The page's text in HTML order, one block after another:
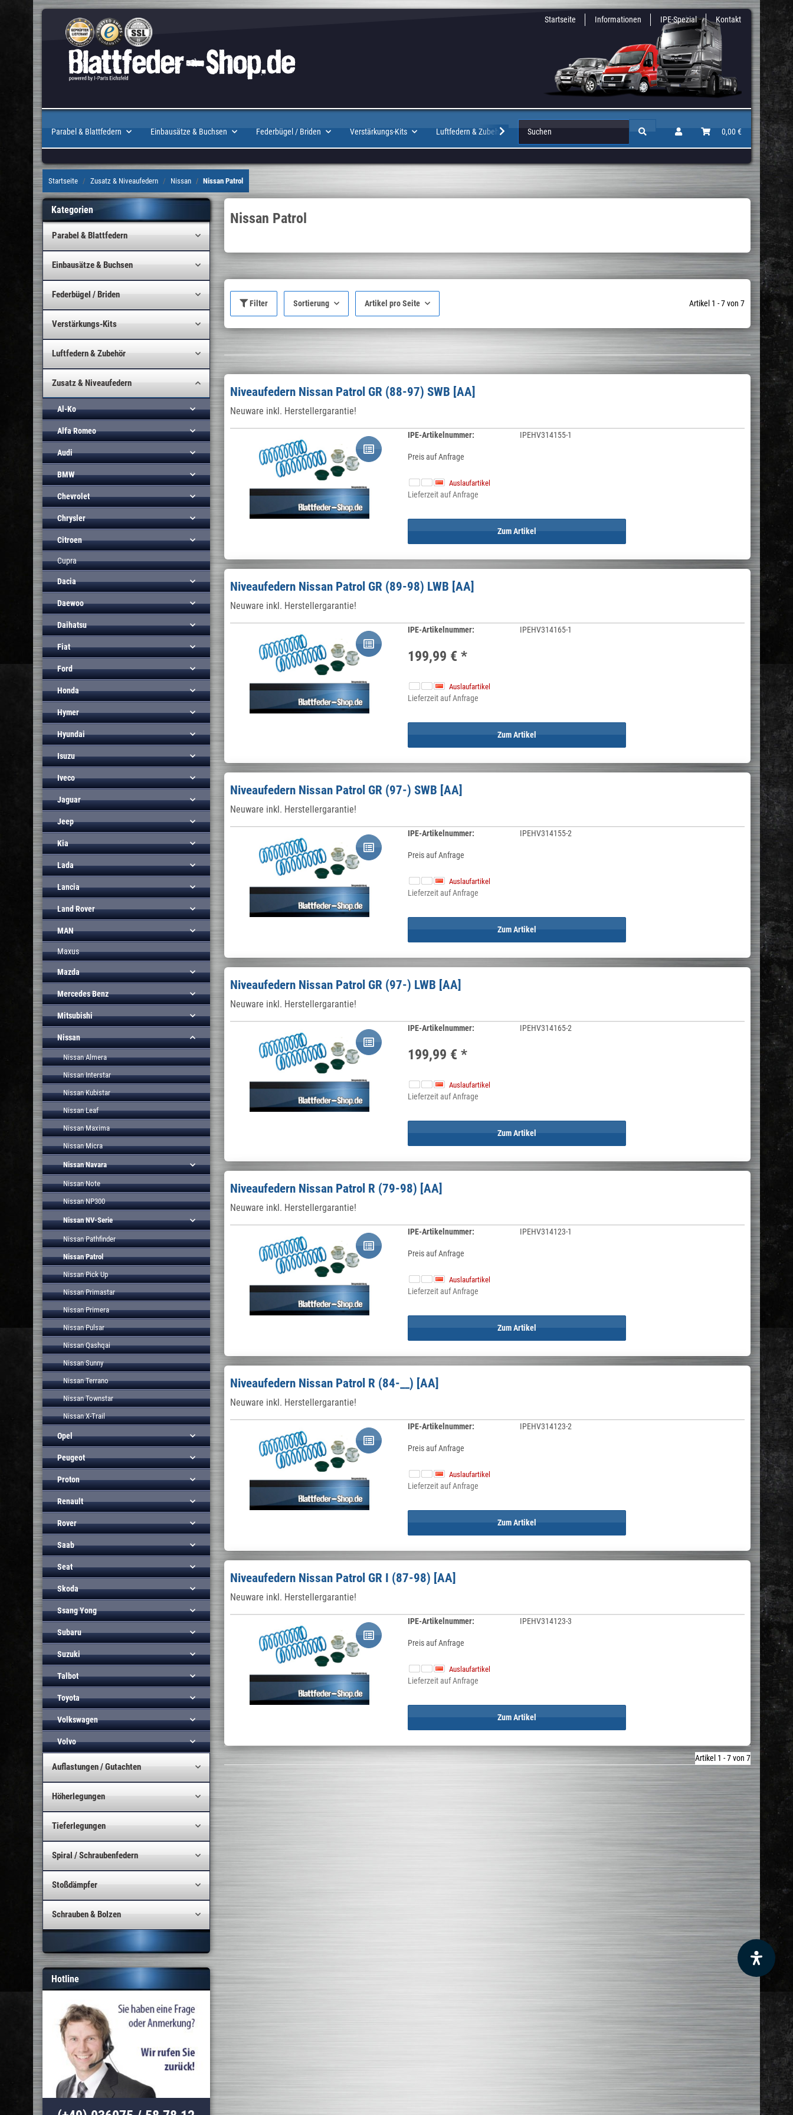
Startseite Informationen IPE-Spezial
Kontakt
0,00 €
Parabel & Blattfedern Einbausätze & Buchsen Federbügel / Briden Verstärkungs-Kits Luftfedern & Zubehör Zusatz & Niveaufedern Auflastungen / Gutachten
Startseite Zusatz & Niveaufedern Nissan Nissan Patrol
Nissan Patrol
Filter Sortierung Artikel pro Seite Artikel 1 - 7 von 7
Niveaufedern Nissan Patrol GR (88-97) SWB [AA]
Neuware inkl. Herstellergarantie!
IPE-Artikelnummer: IPEHV314155-1
Preis auf Anfrage
Auslaufartikel
Lieferzeit auf Anfrage
Zum Artikel
Niveaufedern Nissan Patrol GR (89-98) LWB [AA]
Neuware inkl. Herstellergarantie!
IPE-Artikelnummer: IPEHV314165-1
199,99 €*
Auslaufartikel
Lieferzeit auf Anfrage
Zum Artikel
Niveaufedern Nissan Patrol GR (97-) SWB [AA]
Neuware inkl. Herstellergarantie!
IPE-Artikelnummer: IPEHV314155-2
Preis auf Anfrage
Auslaufartikel
Lieferzeit auf Anfrage
Zum Artikel
Niveaufedern Nissan Patrol GR (97-) LWB [AA]
Neuware inkl. Herstellergarantie!
IPE-Artikelnummer: IPEHV314165-2
199,99 €*
Auslaufartikel
Lieferzeit auf Anfrage
Zum Artikel
Niveaufedern Nissan Patrol R (79-98) [AA]
Neuware inkl. Herstellergarantie!
IPE-Artikelnummer: IPEHV314123-1
Preis auf Anfrage
Auslaufartikel
Lieferzeit auf Anfrage
Zum Artikel
Niveaufedern Nissan Patrol R (84-__) [AA]
Neuware inkl. Herstellergarantie!
IPE-Artikelnummer: IPEHV314123-2
Preis auf Anfrage
Auslaufartikel
Lieferzeit auf Anfrage
Zum Artikel
Niveaufedern Nissan Patrol GR I (87-98) [AA]
Neuware inkl. Herstellergarantie!
IPE-Artikelnummer: IPEHV314123-3
Preis auf Anfrage
Auslaufartikel
Lieferzeit auf Anfrage
Zum Artikel
Artikel 1 - 7 von 7
Kategorien
Parabel & Blattfedern
Einbausätze & Buchsen
Federbügel / Briden
Verstärkungs-Kits
Luftfedern & Zubehör
Zusatz & Niveaufedern
Al-Ko
Alfa Romeo
Audi
BMW
Chevrolet
Chrysler
Citroen
Cupra
Dacia
Daewoo
Daihatsu
Fiat
Ford
Honda
Hymer
Hyundai
Isuzu
Iveco
Jaguar
Jeep
Kia
Lada
Lancia
Land Rover
MAN
Maxus
Mazda
Mercedes Benz
Mitsubishi
Nissan
Nissan Almera
Nissan Interstar
Nissan Kubistar
Nissan Leaf
Nissan Maxima
Nissan Micra
Nissan Navara
Nissan Note
Nissan NP300
Nissan NV-Serie
Nissan Pathfinder
Nissan Patrol
Nissan Pick Up
Nissan Primastar
Nissan Primera
Nissan Pulsar
Nissan Qashqai
Nissan Sunny
Nissan Terrano
Nissan Townstar
Nissan X-Trail
Opel
Peugeot
Proton
Renault
Rover
Saab
Seat
Skoda
Ssang Yong
Subaru
Suzuki
Talbot
Toyota
Volkswagen
Volvo
Auflastungen / Gutachten
Höherlegungen
Tieferlegungen
Spiral / Schraubenfedern
Stoßdämpfer
Schrauben & Bolzen
Hotline